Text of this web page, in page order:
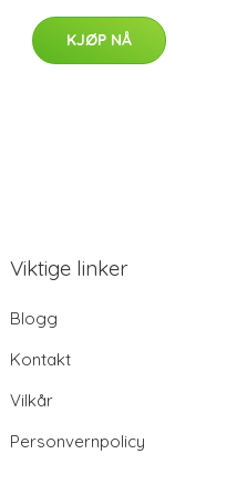
KJØP NÅ
Viktige linker
Blogg
Kontakt
Vilkår
Personvernpolicy